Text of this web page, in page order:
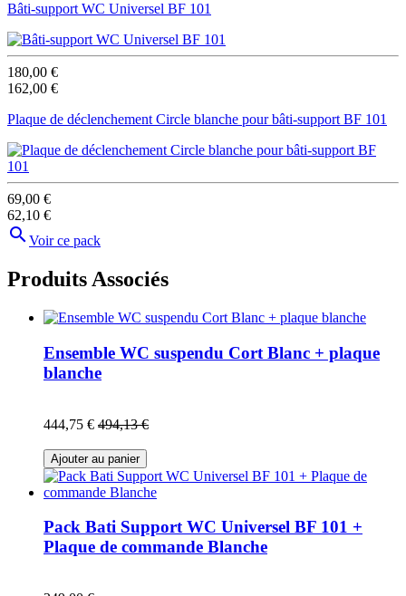
Bâti-support WC Universel BF 101
180,00 €
162,00 €
Plaque de déclenchement Circle blanche pour bâti-support BF 101
69,00 €
62,10 €
Voir ce pack
Produits Associés
Ensemble WC suspendu Cort Blanc + plaque
blanche
444,75 € 494,13 €
Ajouter au panier
Pack Bati Support WC Universel BF 101 +
Plaque de commande Blanche